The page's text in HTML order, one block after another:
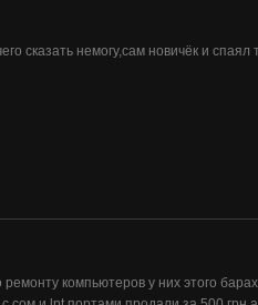
сказать немогу,сам новичёк и спаял
компьютеров у них этого